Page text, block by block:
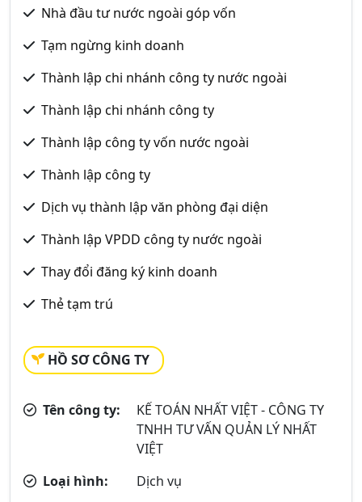
Nhà đầu tư nước ngoài góp vốn
Tạm ngừng kinh doanh
Thành lập chi nhánh công ty nước ngoài
Thành lập chi nhánh công ty
Thành lập công ty vốn nước ngoài
Thành lập công ty
Dịch vụ thành lập văn phòng đại diện
Thành lập VPDD công ty nước ngoài
Thay đổi đăng ký kinh doanh
Thẻ tạm trú
HỒ SƠ CÔNG TY
Tên công ty:
KẾ TOÁN NHẤT VIỆT - CÔNG TY
TNHH TƯ VẤN QUẢN LÝ NHẤT
VIỆT
Loại hình:
Dịch vụ